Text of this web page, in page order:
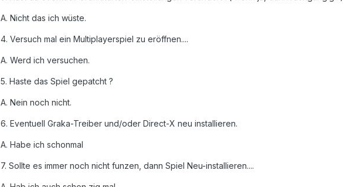
A. Nicht das ich wüste.
4. Versuch mal ein Multiplayerspiel zu eröffnen....
A. Werd ich versuchen.
5. Haste das Spiel gepatcht ?
A. Nein noch nicht.
6. Eventuell Graka-Treiber und/oder Direct-X neu installieren.
A. Habe ich schonmal
7. Sollte es immer noch nicht funzen, dann Spiel Neu-installieren....